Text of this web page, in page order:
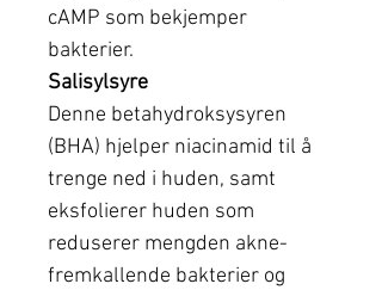
cAMP som bekjemper
bakterier.
Salisylsyre
Denne betahydroksysyren
(BHA) hjelper niacinamid til å
trenge ned i huden, samt
eksfolierer huden som
reduserer mengden akne-
fremkallende bakterier og